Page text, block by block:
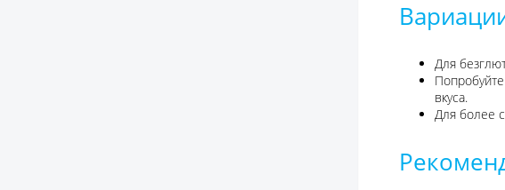
Для
вкуса.
Для более